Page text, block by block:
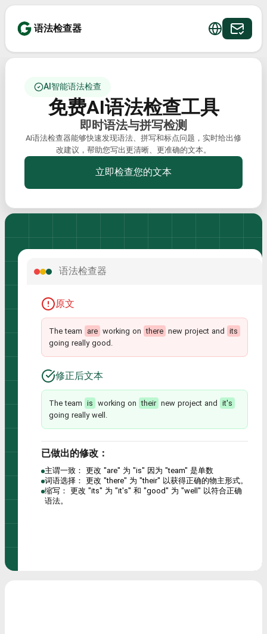
语法检查器
AI智能语法检查
免费AI语法检查工具
即时语法与拼写检测
AI语法检查器能够快速发现语法、拼写和标点问题，实时给出修
改建议，帮助您写出更清晰、更准确的文本。
立即检查您的文本
语法检查器
原文
The team are working on there new project and
its
going really good.
修正后文本
The team is working on their new project and
it's
going really well.
已做出的修改：
主谓一致： 更改 "are" 为 "is" 因为 "team" 是单数
词语选择： 更改 "there" 为 "their" 以获得正确的物主形式。
缩写： 更改 "its" 为 "it's" 和 "good" 为 "well" 以符合正确
语法。